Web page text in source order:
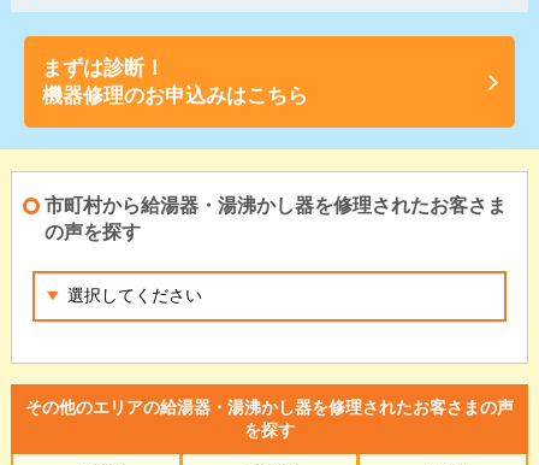
まずは診断！
機器修理のお申込みはこちら
市町村から給湯器・湯沸かし器を修理されたお客さま
の声を探す
その他のエリアの給湯器・湯沸かし器を修理されたお客さまの声
を探す